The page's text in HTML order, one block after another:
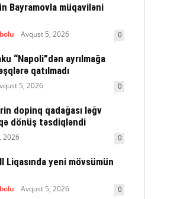
Bayramovla müqaviləni
Avqust 5, 2026 0
“Napoli”dən ayrılmağa
qatılmadı
5, 2026 0
dopinq qadağası ləğv
dönüş təsdiqləndi
2026 0
Liqasında yeni mövsümün
Avqust 5, 2026 0